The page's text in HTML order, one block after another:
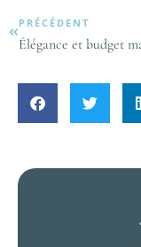
PRÉCÉDENT